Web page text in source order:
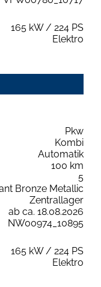
165 kW / 224 PS
Elektro
Pkw
Kombi
Automatik
100 km
5
Bronze Metallic
Zentrallager
ab ca. 18.08.2026
NW00974_10895
165 kW / 224 PS
Elektro